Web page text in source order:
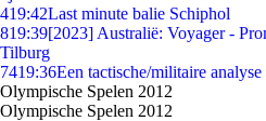
419:42Last minute balie Schiphol
819:39[2023] Australië: Voyager -
Tilburg
7419:36Een tactische/militaire
Olympische Spelen 2012
Olympische Spelen 2012